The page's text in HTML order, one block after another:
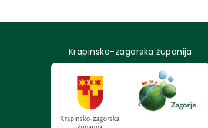
Krapinsko-zagorska županija